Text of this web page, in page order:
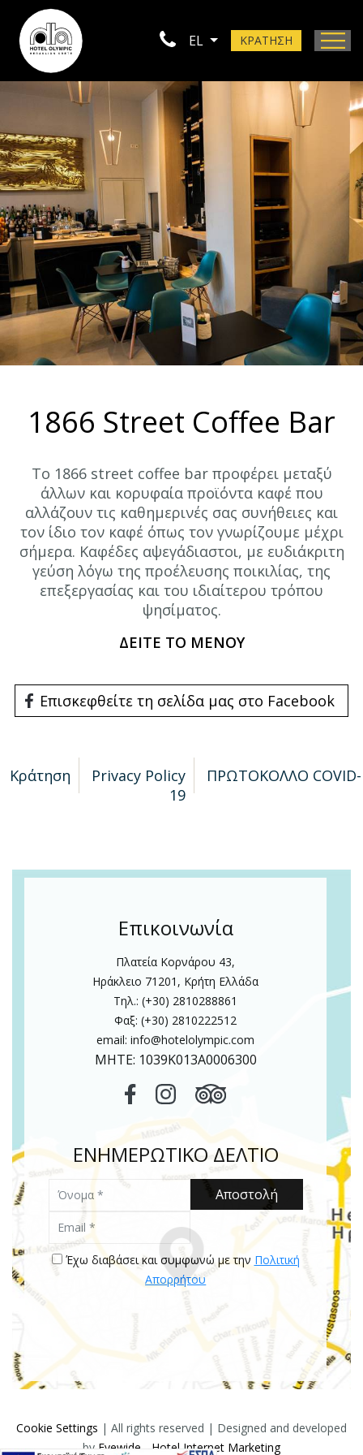
EL ΚΡΑΤΗΣΗ
Φωτογραφίες
Επικοινωνία
1866 Street Coffee Bar
Το 1866 street coffee bar προφέρει μεταξύ
άλλων και κορυφαία προϊόντα καφέ που
αλλάζουν τις καθημερινές σας συνήθειες και
τον ίδιο τον καφέ όπως τον γνωρίζουμε μέχρι
σήμερα. Καφέδες αψεγάδιαστοι, με ευδιάκριτη
γεύση λόγω της προέλευσης ποικιλίας, της
επεξεργασίας και του ιδιαίτερου τρόπου
ψησίματος.
ΔΕΙΤΕ ΤΟ ΜΕΝΟΥ
Επισκεφθείτε τη σελίδα μας στο Facebook
Κράτηση Privacy Policy
ΠΡΩΤΟΚΟΛΛΟ COVID-
19
Επικοινωνία
Πλατεία Κορνάρου 43,
Ηράκλειο 71201, Κρήτη Ελλάδα
Τηλ.: (+30) 2810288861
Φαξ: (+30) 2810222512
email:info@hotelolympic.com
MHTE: 1039Κ013Α0006300
ΕΝΗΜΕΡΩΤΙΚΟ ΔΕΛΤΙΟ
Αποστολή
Έχω διαβάσει και συμφωνώ με την Πολιτική
Απορρήτου
Cookie Settings | All rights reserved | Designed and developed
by Eyewide - Hotel Internet Marketing